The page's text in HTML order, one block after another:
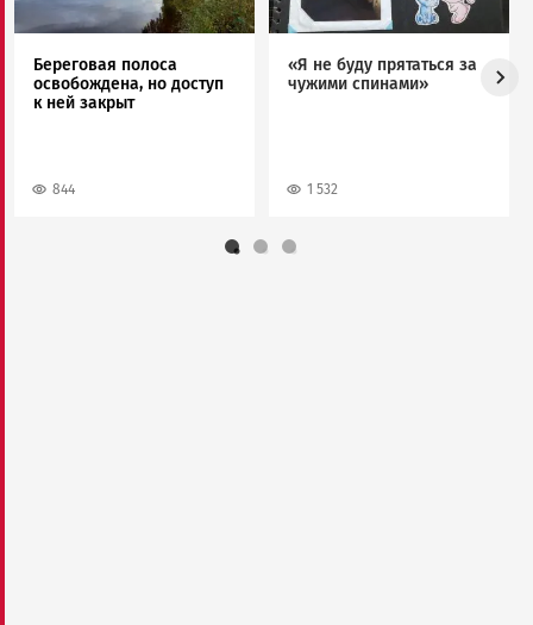
Береговая полоса
освобождена, но доступ
к ней закрыт
844
«Я не буду прятаться за
чужими спинами»
1 532